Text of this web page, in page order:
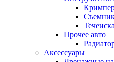
Прочее авто
Аксессуары